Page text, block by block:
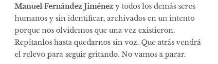
Manuel Fernández Jiménez y todos los demás seres
humanos y sin identificar, archivados en un intento
porque nos olvidemos que una vez existieron.
Repítanlos hasta quedarnos sin voz. Que atrás vendrá
el relevo para seguir gritando. No vamos a parar.